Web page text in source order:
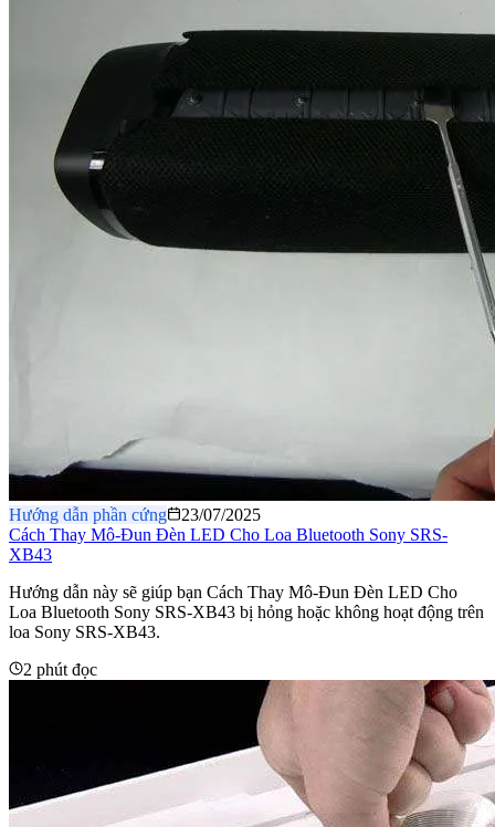
Hướng dẫn phần cứng
23/07/2025
Cách Thay Mô-Đun Đèn LED Cho Loa Bluetooth Sony SRS-
XB43
Hướng dẫn này sẽ giúp bạn Cách Thay Mô-Đun Đèn LED Cho
Loa Bluetooth Sony SRS-XB43 bị hỏng hoặc không hoạt động trên
loa Sony SRS-XB43.
2 phút đọc